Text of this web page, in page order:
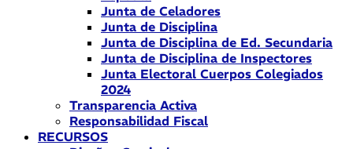
Junta de Celadores
Junta de Disciplina
Junta de Disciplina de Ed. Secundaria
Junta de Disciplina de Inspectores
Junta Electoral Cuerpos Colegiados
2024
Transparencia Activa
Responsabilidad Fiscal
RECURSOS